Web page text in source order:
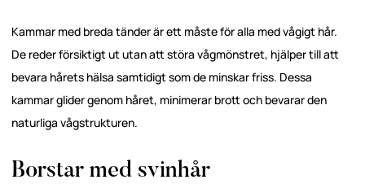
Kammar med breda tänder är ett måste för alla med vågigt hår.
De reder försiktigt ut utan att störa vågmönstret, hjälper till att
bevara hårets hälsa samtidigt som de minskar friss. Dessa
kammar glider genom håret, minimerar brott och bevarar den
naturliga vågstrukturen.
Borstar med svinhår